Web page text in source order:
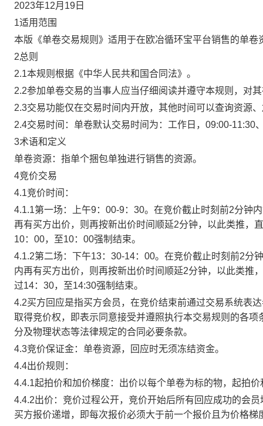
2023年12月19日
1适用范围
本版《单卷交易规则》适用于在欧冶循环宝平台销售的单卷
2总则
2.1本规则根据《中华人民共和国合同法》。
2.2参加单卷交易的当事人应当仔细阅读并遵守本规则，对
2.3交易功能仅在交易时间内开放，其他时间可以查询资源
2.4交易时间：单卷默认交易时间为：工作日，09:00-11:30
3术语和定义
单卷资源：指单个捆包单独进行销售的资源。
4竞价交易
4.1竞价时间：
4.1.1第一场：上午9：00-9：30。在竞价截止时刻前2分钟
再有买方出价，则再按新出价时间顺延2分钟，以此类推，
10：00，至10：00强制结束。
4.1.2第二场：下午13：30-14：00。在竞价截止时刻前2分
内再有买方出价，则再按新出价时间顺延2分钟，以此类推
过14：30，至14:30强制结束。
4.2买方回应是指买方会员，在竞价结束前通过交易系统表
取得竞价权，即表示同意接受并遵照执行本交易规则的各
分及物理状态等法律规定的合同必要条款。
4.3竞价保证金：单卷资源，回应时无须冻结资金。
4.4出价规则：
4.4.1起拍价和加价梯度：出价以每个单卷为标的物，起拍
4.4.2出价：竞价过程公开，竞价开始后所有回应成功的会
买方报价递增，即每次报价必须大于前一个报价且为价格